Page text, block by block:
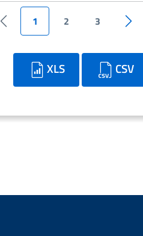
Pagina precedente
1 2 3
XLS CSV